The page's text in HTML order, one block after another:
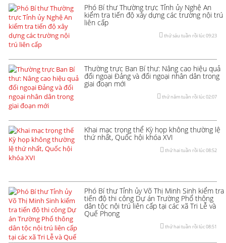
Phó Bí thư Thường trực Tỉnh ủy Nghệ An
kiểm tra tiến độ xây dựng các trường nội trú
liên cấp
thứ sáu tuần rồi lúc 09:23
Thường trực Ban Bí thư: Nâng cao hiệu quả
đối ngoại Đảng và đối ngoại nhân dân trong
giai đoạn mới
thứ năm tuần rồi lúc 02:07
Khai mạc trọng thể Kỳ họp không thường lệ
thứ nhất, Quốc hội khóa XVI
thứ hai tuần rồi lúc 08:52
Phó Bí thư Tỉnh ủy Võ Thị Minh Sinh kiểm tra
tiến độ thi công Dự án Trường Phổ thông
dân tộc nội trú liên cấp tại các xã Tri Lễ và
Quế Phong
thứ hai tuần rồi lúc 08:51